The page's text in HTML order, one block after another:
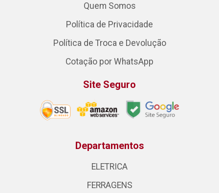
Quem Somos
Política de Privacidade
Política de Troca e Devolução
Cotação por WhatsApp
Site Seguro
Departamentos
ELETRICA
FERRAGENS